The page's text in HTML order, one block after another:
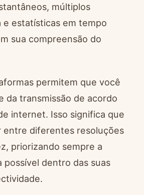
múltiplos
e estatísticas em tempo
sua compreensão do
permitem que você
da transmissão de acordo
internet. Isso significa que
entre diferentes resoluções
priorizando sempre a
possível dentro das suas